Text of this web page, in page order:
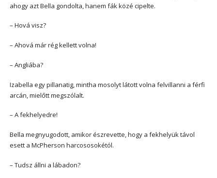
ahogy azt Bella gondolta, hanem fák közé cipelte.
– Hová visz?
– Ahová már rég kellett volna!
– Angliába?
Izabella egy pillanatig, mintha mosolyt látott volna felvillanni a férfi
arcán, mielőtt megszólalt.
– A fekhelyedre!
Bella megnyugodott, amikor észrevette, hogy a fekhelyük távol
esett a McPherson harcososokétól.
– Tudsz állni a lábadon?